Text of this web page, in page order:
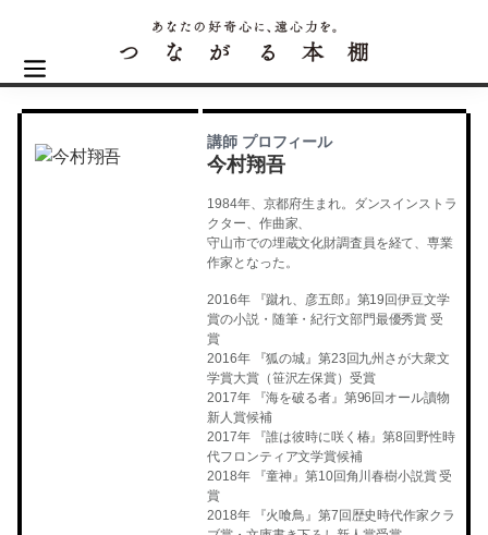
講師 プロフィール
今村翔吾
1984年、京都府生まれ。ダンスインストラ
クター、作曲家、
守山市での埋蔵文化財調査員を経て、専業
作家となった。
2016年 『蹴れ、彦五郎』第19回伊豆文学
賞の小説・随筆・紀行文部門最優秀賞 受
賞
2016年 『狐の城』第23回九州さが大衆文
学賞大賞（笹沢左保賞）受賞
2017年 『海を破る者』第96回オール讀物
新人賞候補
2017年 『誰は彼時に咲く椿』第8回野性時
代フロンティア文学賞候補
2018年 『童神』第10回角川春樹小説賞 受
賞
2018年 『火喰鳥』第7回歴史時代作家クラ